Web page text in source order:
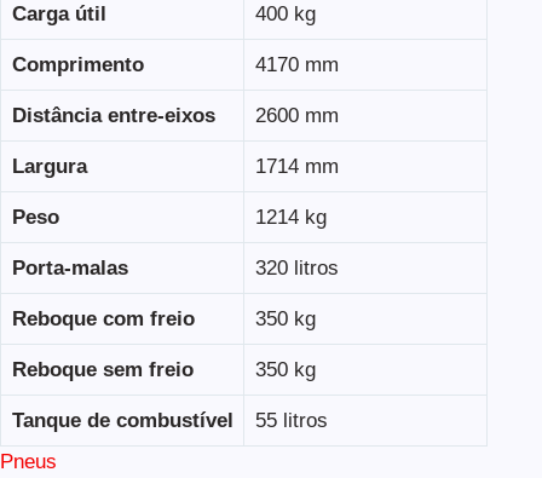
Carga útil 400 kg
Comprimento 4170 mm
Distância entre-eixos 2600 mm
Largura 1714 mm
Peso 1214 kg
Porta-malas 320 litros
Reboque com freio 350 kg
Reboque sem freio 350 kg
Tanque de combustível
55 litros
Pneus